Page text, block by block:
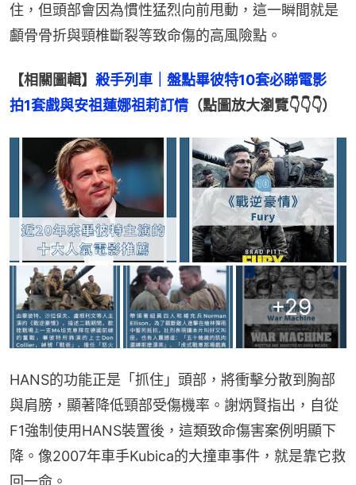
住，但頭部會因為慣性猛烈向前甩動，這一瞬間就是
顱骨骨折與頸椎斷裂等致命傷的高風險點。
【相關圖輯】 殺手列車｜盤點畢彼特10套必睇電影
拍1套戲與安祖蓮娜祖莉訂情 （點圖放大瀏覽👇👇👇）
+29
HANS的功能正是「抓住」頭部，將衝擊分散到胸部
與肩膀，顯著降低頸部受傷機率。謝炳賢指出，自從
F1強制使用HANS裝置後，這類致命傷害案例明顯下
降。像2007年車手Kubica的大撞車事件，就是靠它救